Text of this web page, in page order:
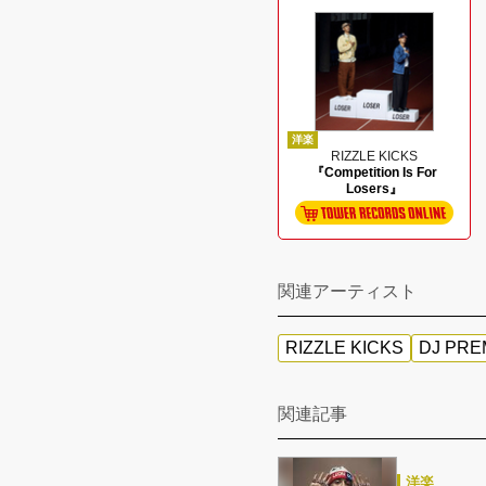
洋楽
RIZZLE KICKS
『Competition Is For
Losers』
関連アーティスト
RIZZLE KICKS DJ
関連記事
洋楽